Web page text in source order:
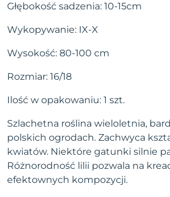
Głębokość sadzenia: 10-15cm
Wykopywanie: IX-X
Wysokość: 80-100 cm
Rozmiar: 16/18
Ilość w opakowaniu: 1 szt.
Szlachetna roślina wieloletnia,
polskich ogrodach. Zachwyca
kwiatów. Niektóre gatunki silnie
Różnorodność lilii pozwala na
efektownych kompozycji.